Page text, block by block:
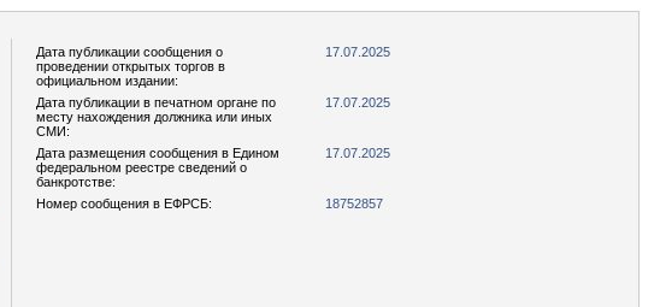
Дата публикации сообщения о
проведении открытых торгов в
официальном издании:
17.07.2025
Дата публикации в печатном органе по
месту нахождения должника или иных
СМИ:
17.07.2025
Дата размещения сообщения в Едином
федеральном реестре сведений о
банкротстве:
17.07.2025
Номер сообщения в ЕФРСБ: 18752857